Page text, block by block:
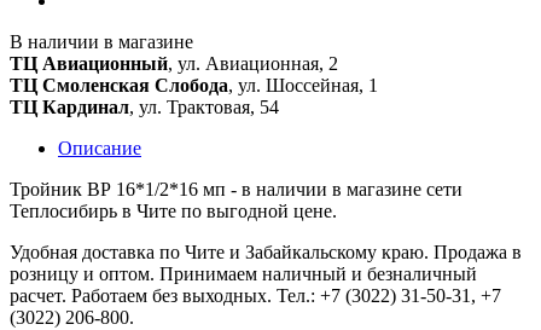
В наличии в магазине
ТЦ Авиационный, ул. Авиационная, 2
ТЦ Смоленская Слобода, ул. Шоссейная, 1
ТЦ Кардинал, ул. Трактовая, 54
Описание
Тройник ВР 16*1/2*16 мп - в наличии в магазине сети
Теплосибирь в Чите по выгодной цене.
Удобная доставка по Чите и Забайкальскому краю. Продажа в
розницу и оптом. Принимаем наличный и безналичный
расчет. Работаем без выходных. Тел.: +7 (3022) 31-50-31, +7
(3022) 206-800.